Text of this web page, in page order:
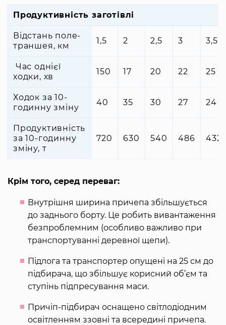
Продуктивність заготівлі
Відстань поле-
траншея, км
1,5 2 2,5 3 3,5
Час однієї
ходки, хв
150 17 20 22 25
Ходок за 10-
годинну зміну
40 35 30 27 24
Продуктивність
за 10-годинну
зміну, т
720 630 540 486 432
Крім того, серед переваг:
Внутрішня ширина причепа збільшується
до заднього борту. Це робить вивантаження
безпроблемним (особливо важливо при
транспортуванні деревної щепи).
Підлога та транспортер опущені на 25 см до
підбирача, що збільшує корисний об’єм та
ступінь підпресування маси.
Причіп-підбирач оснащено світлодіодним
освітленням ззовні та всередині причепа.